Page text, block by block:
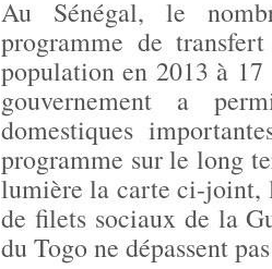
Au Sénégal, le
programme de
population en 2013 à
gouvernement a
domestiques
programme sur le long
lumière la carte ci-joint,
de filets sociaux de la
du Togo ne dépassent